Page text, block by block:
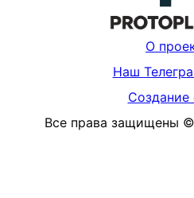
О
Наш
Создание
Все права защищены ©